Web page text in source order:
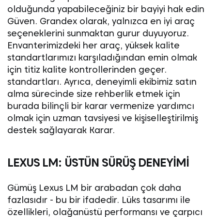
olduğunda yapabileceğiniz bir bayiyi hak edin
Güven. Grandex olarak, yalnızca en iyi araç
seçeneklerini sunmaktan gurur duyuyoruz.
Envanterimizdeki her araç, yüksek kalite
standartlarımızı karşıladığından emin olmak
için titiz kalite kontrollerinden geçer.
standartları. Ayrıca, deneyimli ekibimiz satın
alma sürecinde size rehberlik etmek için
burada bilinçli bir karar vermenize yardımcı
olmak için uzman tavsiyesi ve kişiselleştirilmiş
destek sağlayarak Karar.
LEXUS LM: ÜSTÜN SÜRÜŞ DENEYIMI
Gümüş Lexus LM bir arabadan çok daha
fazlasıdır - bu bir ifadedir. Lüks tasarımı ile
özellikleri, olağanüstü performansı ve çarpıcı